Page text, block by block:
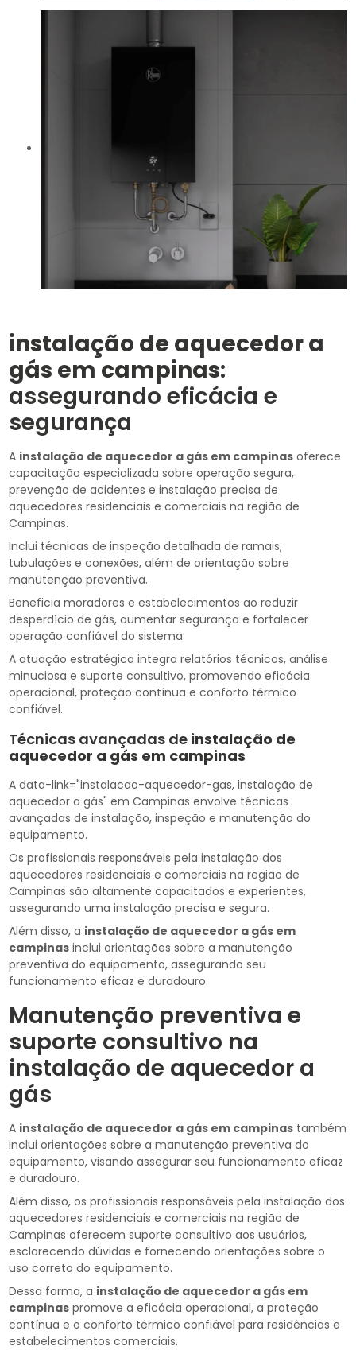
instalação de aquecedor a
gás em campinas:
assegurando eficácia e
segurança
A instalação de aquecedor a gás em campinas oferece
capacitação especializada sobre operação segura,
prevenção de acidentes e instalação precisa de
aquecedores residenciais e comerciais na região de
Campinas.
Inclui técnicas de inspeção detalhada de ramais,
tubulações e conexões, além de orientação sobre
manutenção preventiva.
Beneficia moradores e estabelecimentos ao reduzir
desperdício de gás, aumentar segurança e fortalecer
operação confiável do sistema.
A atuação estratégica integra relatórios técnicos, análise
minuciosa e suporte consultivo, promovendo eficácia
operacional, proteção contínua e conforto térmico
confiável.
Técnicas avançadas de instalação de
aquecedor a gás em campinas
A data-link="instalacao-aquecedor-gas, instalação de
aquecedor a gás" em Campinas envolve técnicas
avançadas de instalação, inspeção e manutenção do
equipamento.
Os profissionais responsáveis pela instalação dos
aquecedores residenciais e comerciais na região de
Campinas são altamente capacitados e experientes,
assegurando uma instalação precisa e segura.
Além disso, a instalação de aquecedor a gás em
campinas inclui orientações sobre a manutenção
preventiva do equipamento, assegurando seu
funcionamento eficaz e duradouro.
Manutenção preventiva e
suporte consultivo na
instalação de aquecedor a
gás
A instalação de aquecedor a gás em campinas também
inclui orientações sobre a manutenção preventiva do
equipamento, visando assegurar seu funcionamento eficaz
e duradouro.
Além disso, os profissionais responsáveis pela instalação dos
aquecedores residenciais e comerciais na região de
Campinas oferecem suporte consultivo aos usuários,
esclarecendo dúvidas e fornecendo orientações sobre o
uso correto do equipamento.
Dessa forma, a instalação de aquecedor a gás em
campinas promove a eficácia operacional, a proteção
contínua e o conforto térmico confiável para residências e
estabelecimentos comerciais.